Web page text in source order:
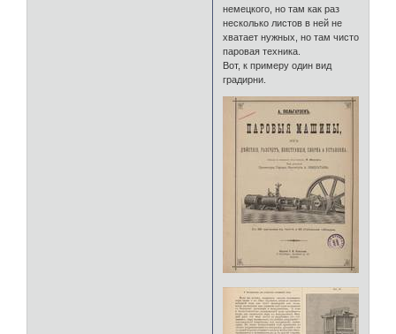
немецкого, но там как раз
несколько листов в ней не
хватает нужных, но там чисто
паровая техника.
Вот, к примеру один вид
градирни.